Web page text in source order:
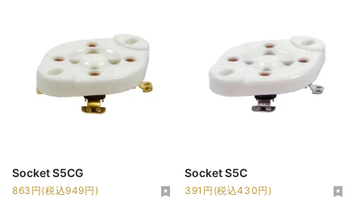
Socket S5CG
863円(税込949円)
Socket S5C
391円(税込430円)